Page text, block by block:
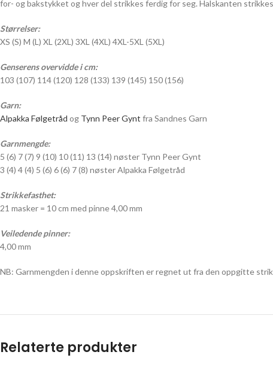
for- og bakstykket og hver del strikkes ferdig for seg. Halskanten
Størrelser:
XS (S) M (L) XL (2XL) 3XL (4XL) 4XL-5XL (5XL)
Genserens overvidde i cm:
103 (107) 114 (120) 128 (133) 139 (145) 150 (156)
Garn:
Alpakka Følgetråd og Tynn Peer Gynt fra Sandnes Garn
Garnmengde:
5 (6) 7 (7) 9 (10) 10 (11) 13 (14) nøster Tynn Peer Gynt
3 (4) 4 (4) 5 (6) 6 (6) 7 (8) nøster Alpakka Følgetråd
Strikkefasthet:
21 masker = 10 cm med pinne 4,00 mm
Veiledende pinner:
4,00 mm
NB: Garnmengden i denne oppskriften er regnet ut fra den oppgitte
Relaterte produkter